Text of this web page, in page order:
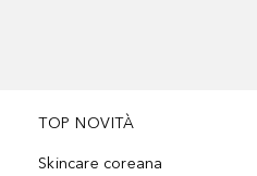
TOP NOVITÀ
Skincare coreana